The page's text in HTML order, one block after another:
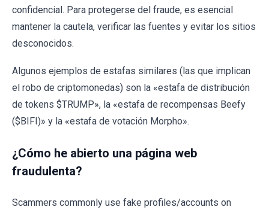
confidencial. Para protegerse del fraude, es esencial
mantener la cautela, verificar las fuentes y evitar los sitios
desconocidos.
Algunos ejemplos de estafas similares (las que implican
el robo de criptomonedas) son la «estafa de distribución
de tokens $TRUMP», la «estafa de recompensas Beefy
($BIFI)» y la «estafa de votación Morpho».
¿Cómo he abierto una página web
fraudulenta?
Scammers commonly use fake profiles/accounts on